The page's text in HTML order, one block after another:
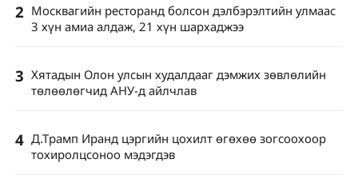
2 Москвагийн ресторанд болсон дэлбэрэлтийн улмаас
3 хүн амиа алдаж, 21 хүн шархаджээ
3 Хятадын Олон улсын худалдааг дэмжих зөвлөлийн
төлөөлөгчид АНУ-д айлчлав
4 Д.Трамп Иранд цэргийн цохилт өгөхөө зогсоохоор
тохиролцсоноо мэдэгдэв